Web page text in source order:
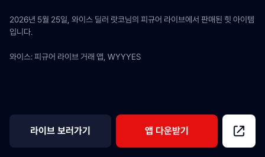
2026년 5월 25일, 와이스 딜러 랏코님의 피규어 라이브에서 판매된 힛 아이템
입니다.
와이스: 피규어 라이브 거래 앱, WYYYES
라이브 보러가기 앱 다운받기